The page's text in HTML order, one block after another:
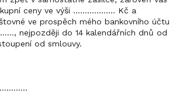
ceny ve výši …............… Kč a
ve prospěch mého bankovního účtu
nejpozději do 14 kalendářních dnů od
od smlouvy.